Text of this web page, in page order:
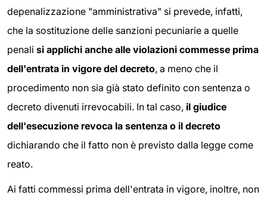
depenalizzazione "amministrativa" si prevede, infatti,
che la sostituzione delle sanzioni pecuniarie a quelle
penali si applichi anche alle violazioni commesse prima
dell'entrata in vigore del decreto, a meno che il
procedimento non sia già stato definito con sentenza o
decreto divenuti irrevocabili. In tal caso, il giudice
dell'esecuzione revoca la sentenza o il decreto
dichiarando che il fatto non è previsto dalla legge come
reato.
Ai fatti commessi prima dell'entrata in vigore, inoltre, non